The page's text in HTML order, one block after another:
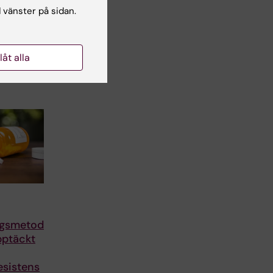
till
på sidan.
alla